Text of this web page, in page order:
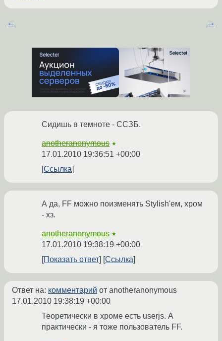
← →
Сидишь в темноте - ССЗБ.
anotheranonymous ★
17.01.2010 19:36:51 +00:00
Ссылка
А да, FF можно поизменять Stylish'ем, хром
- хз.
anotheranonymous ★
17.01.2010 19:38:19 +00:00
Показать ответ
Ссылка
Ответ на: комментарий от anotheranonymous
17.01.2010 19:38:19 +00:00
Теоретически в хроме есть userjs. А
практически - я тоже пользователь FF.